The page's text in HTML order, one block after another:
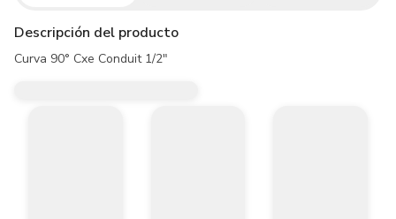
Descripción del producto
Curva 90° Cxe Conduit 1/2"